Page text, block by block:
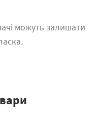
можуть залишати